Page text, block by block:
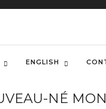
ENGLISH
NÉ